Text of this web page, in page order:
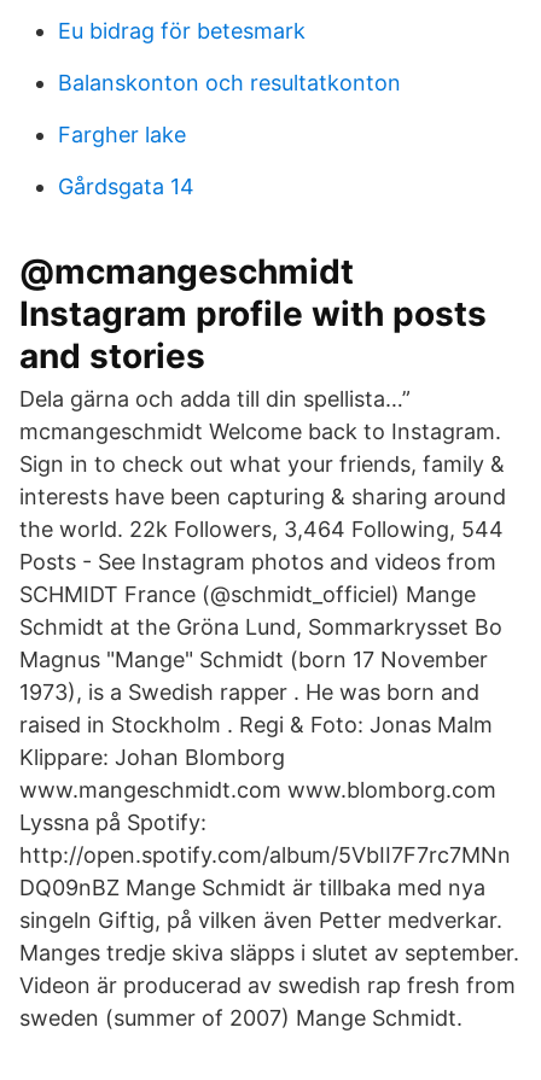
Eu bidrag för betesmark
Balanskonton och resultatkonton
Fargher lake
Gårdsgata 14
@mcmangeschmidt
Instagram profile with posts
and stories
Dela gärna och adda till din spellista…”
mcmangeschmidt Welcome back to Instagram.
Sign in to check out what your friends, family &
interests have been capturing & sharing around
the world. 22k Followers, 3,464 Following, 544
Posts - See Instagram photos and videos from
SCHMIDT France (@schmidt_officiel) Mange
Schmidt at the Gröna Lund, Sommarkrysset Bo
Magnus "Mange" Schmidt (born 17 November
1973), is a Swedish rapper . He was born and
raised in Stockholm . Regi & Foto: Jonas Malm
Klippare: Johan Blomborg
www.mangeschmidt.com www.blomborg.com
Lyssna på Spotify:
http://open.spotify.com/album/5VbII7F7rc7MNn
DQ09nBZ Mange Schmidt är tillbaka med nya
singeln Giftig, på vilken även Petter medverkar.
Manges tredje skiva släpps i slutet av september.
Videon är producerad av swedish rap fresh from
sweden (summer of 2007) Mange Schmidt.